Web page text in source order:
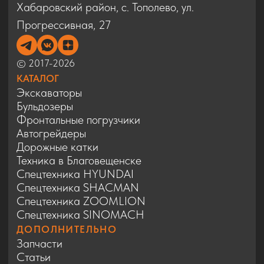
Спецтехника SINOMACH
ДОПОЛНИТЕЛЬНО
Запчасти
Статьи
Сервис
Контакты
Карта сайта
Политика конфиденциальности